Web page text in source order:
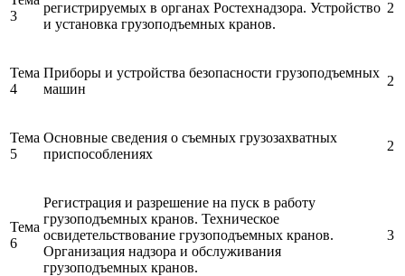
3
регистрируемых в органах Ростехнадзора. Устройство
и установка грузоподъемных кранов.
2
Тема
4
Приборы и устройства безопасности грузоподъемных
машин
2
Тема
5
Основные сведения о съемных грузозахватных
приспособлениях
2
Тема
6
Регистрация и разрешение на пуск в работу
грузоподъемных кранов. Техническое
освидетельствование грузоподъемных кранов.
Организация надзора и обслуживания
грузоподъемных кранов.
3